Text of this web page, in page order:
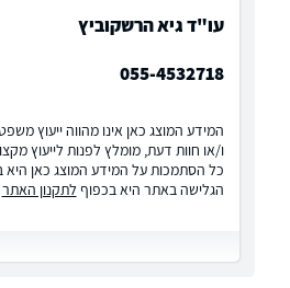
עו"ד גיא הרשקוביץ
055-4532718
המידע המוצג כאן אינו מהווה ייעוץ
ו/או חוות דעת, מומלץ לפנות לייעוץ
כל הסתמכות על המידע המוצג כאן היא
הגלישה באתר היא בכפוף לתקנון האתר